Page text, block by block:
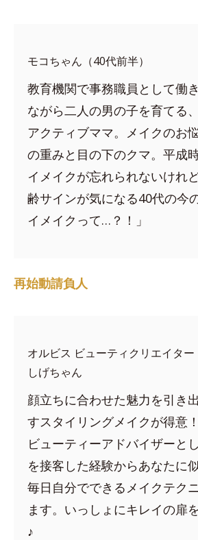
モコちゃん（40代前半）
教育機関で事務職員として働き
ながら二人の男の子を育てる、
アクティブママ。メイクのお
の重みと目の下のクマ。平成
イメイクが忘れられないけれ
齢サインが気になる40代の今
イメイクって…？！」
再始動請負人
オルビス ビューティクリエイター
しげちゃん
顔立ちに合わせた魅力を引き出
すスタイリングメイクが得意！
ビューティーアドバイザーと
を接客した経験からあなたに
毎日自分でできるメイクテク
ます。いっしょにキレイの扉
♪